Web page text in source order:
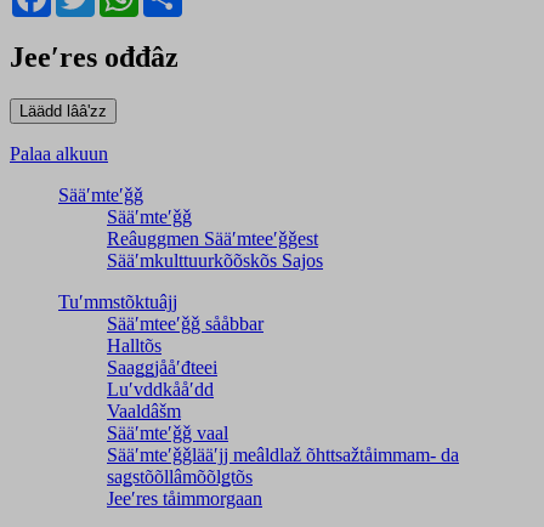
Jeeʹres ođđâz
Palaa alkuun
Sääʹmteʹǧǧ
Sääʹmteʹǧǧ
Reâuggmen Sääʹmteeʹǧǧest
Sääʹmkulttuurkõõskõs Sajos
Tuʹmmstõktuâjj
Sääʹmteeʹǧǧ sååbbar
Halltõs
Saaǥǥjååʹđteei
Luʹvddkååʹdd
Vaaldâšm
Sääʹmteʹǧǧ vaal
Sääʹmteʹǧǧlääʹjj meâldlaž õhttsažtåimmam- da
saǥstõõllâmõõlǥtõs
Jeeʹres tåimmorgaan